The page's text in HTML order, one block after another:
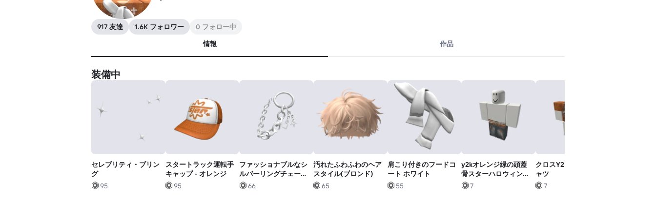
917 友達 1.6K フォロワー
0 フォロー中
情報
作品
装備中
セレブリティ・ブリン
グ
95
スタートラック運転手
キャップ - オレンジ
95
ファッショナブルなシ
ルバーリングチェーン
(3.0)
66
汚れたふわふわのヘア
スタイル(ブロンド)
65
肩こり付きのフードコ
ート ホワイト
55
y2kオレンジ緑の頭蓋
骨スターハロウィンボ
クサージーンズ
7
クロスY2Kオレンジシ
ャツ
7